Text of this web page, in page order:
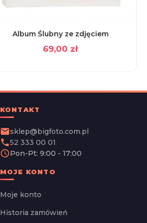
Album Ślubny ze zdjęciem
69,00 zł
KONTAKT
emailsklep@bigfoto.com.pl
phone52 333 00 01
schedulePon-Pt: 9:00 - 17:00
MOJE KONTO
Moje konto
Historia zamówień